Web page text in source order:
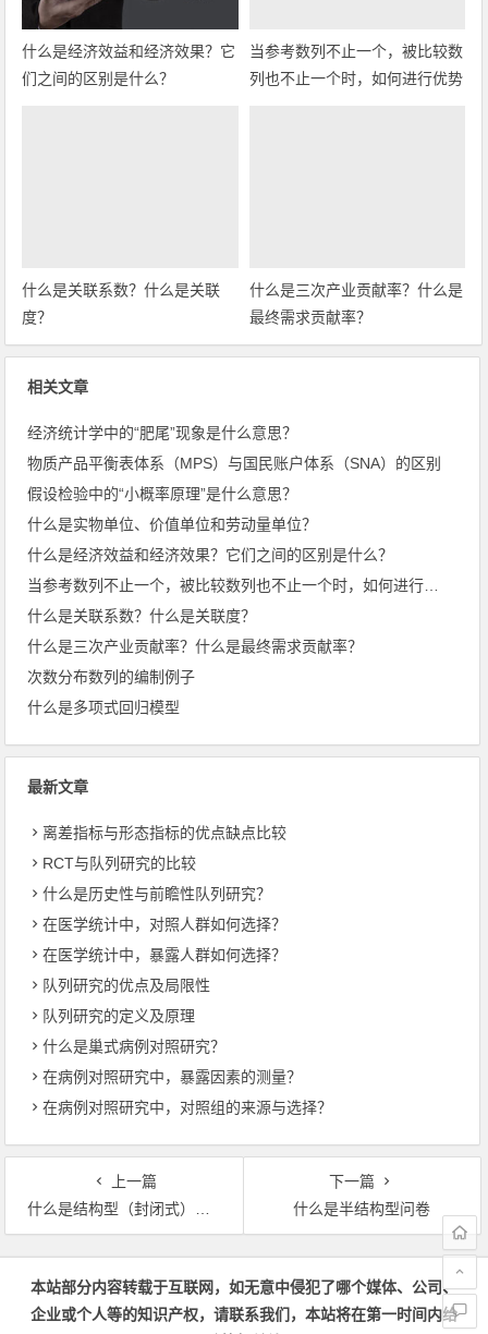
什么是经济效益和经济效果？它
们之间的区别是什么？
当参考数列不止一个，被比较数
列也不止一个时，如何进行优势
什么是关联系数？什么是关联
度？
什么是三次产业贡献率？什么是
最终需求贡献率？
相关文章
经济统计学中的“肥尾”现象是什么意思？
物质产品平衡表体系（MPS）与国民账户体系（SNA）的区别
假设检验中的“小概率原理”是什么意思？
什么是实物单位、价值单位和劳动量单位？
什么是经济效益和经济效果？它们之间的区别是什么？
什么是关联系数？什么是关联度？
什么是三次产业贡献率？什么是最终需求贡献率？
次数分布数列的编制例子
什么是多项式回归模型
最新文章
离差指标与形态指标的优点缺点比较
RCT与队列研究的比较
什么是历史性与前瞻性队列研究？
在医学统计中，对照人群如何选择？
在医学统计中，暴露人群如何选择？
队列研究的优点及局限性
队列研究的定义及原理
什么是巢式病例对照研究？
在病例对照研究中，暴露因素的测量？
在病例对照研究中，对照组的来源与选择？
上一篇
什么是结构型（封闭式）问卷：优点缺点、适用情况
下一篇
什么是半结构型问卷
文章导航
本站部分内容转载于互联网，如无意中侵犯了哪个媒体、公司、
企业或个人等的知识产权，请联系我们，本站将在第一时间内给